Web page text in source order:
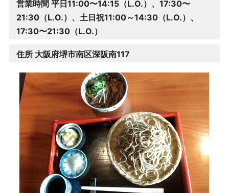
営業時間 平日11:00〜14:15（L.O.） 、17:30〜
21:30（L.O.）、 土日祝11:00～14:30（L.O.） 、
17:30〜21:30（L.O.）
住所 大阪府堺市南区深阪南117